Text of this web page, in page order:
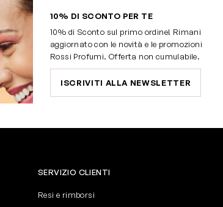
10% DI SCONTO PER TE
10% di Sconto sul primo ordine! Rimani
aggiornato con le novità e le promozioni
Rossi Profumi. Offerta non cumulabile.
ISCRIVITI ALLA NEWSLETTER
SERVIZIO CLIENTI
Resi e rimborsi